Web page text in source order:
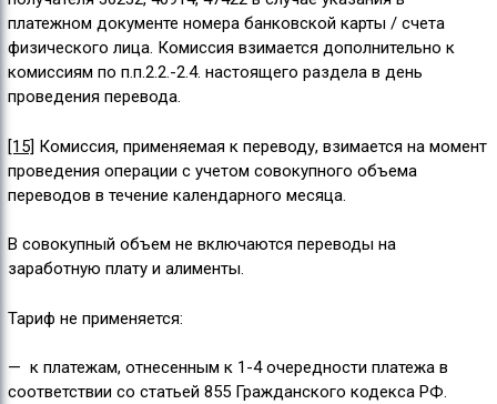
платежном документе номера банковской карты / счета
физического лица. Комиссия взимается дополнительно к
комиссиям по п.п.2.2.-2.4. настоящего раздела в день
проведения перевода.
[15] Комиссия, применяемая к переводу, взимается на момент
проведения операции с учетом совокупного объема
переводов в течение календарного месяца.
В совокупный объем не включаются переводы на
заработную плату и алименты.
Тариф не применяется:
— к платежам, отнесенным к 1-4 очередности платежа в
соответствии со статьей 855 Гражданского кодекса РФ.